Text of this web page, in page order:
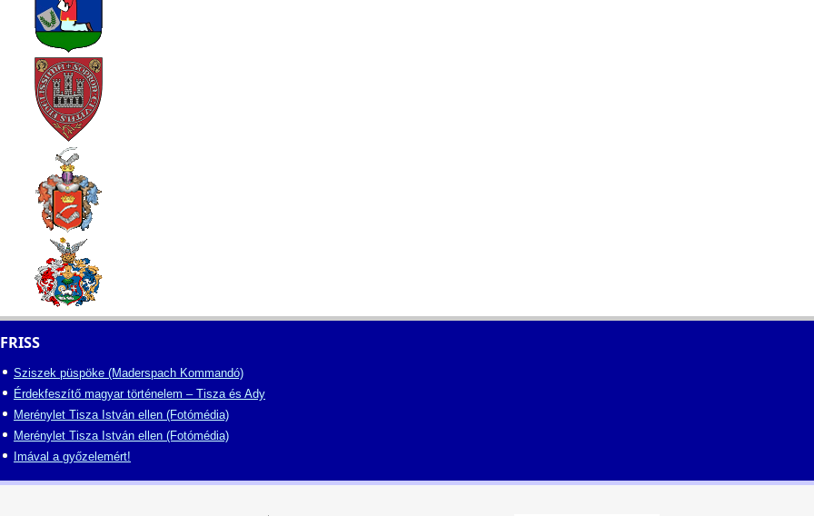
FRISS
Sziszek püspöke (Maderspach Kommandó)
Érdekfeszítő magyar történelem – Tisza és Ady
Merénylet Tisza István ellen (Fotómédia)
Merénylet Tisza István ellen (Fotómédia)
Imával a győzelemért!